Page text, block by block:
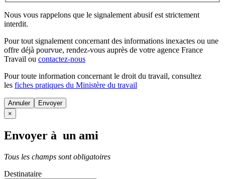
Nous vous rappelons que le signalement abusif est strictement
interdit.
Pour tout signalement concernant des informations inexactes ou une
offre déjà pourvue, rendez-vous auprès de votre agence France
Travail ou contactez-nous
Pour toute information concernant le droit du travail, consultez
les fiches pratiques du Ministère du travail
Annuler
×
Envoyer à un ami
Tous les champs sont obligatoires
Destinataire